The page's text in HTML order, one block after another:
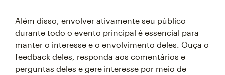
Além disso, envolver ativamente seu público
durante todo o evento principal é essencial para
manter o interesse e o envolvimento deles. Ouça o
feedback deles, responda aos comentários e
perguntas deles e gere interesse por meio de